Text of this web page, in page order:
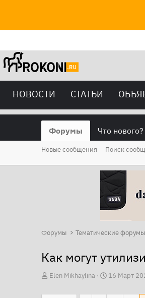
НОВОСТИ СТАТЬИ
Форумы Что нового?
Новые сообщения Поиск
Форумы Тематические форумы
Как могут
А
Elen Mikhaylina
Д16 Март